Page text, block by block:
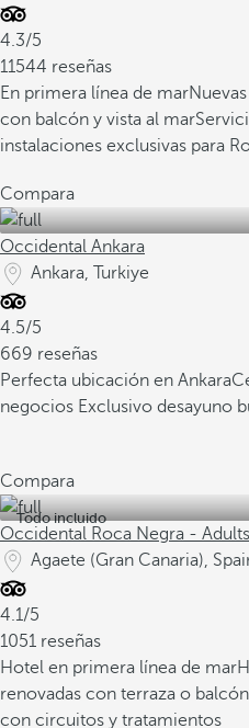
4.3/5
11544 reseñas
En primera línea de mar
con balcón y vista al mar
instalaciones exclusivas para
Compara
Occidental Ankara
Ankara, Turkiye
4.5/5
669 reseñas
Perfecta ubicación en Ankara
negocios Exclusivo desayuno
Compara
Todo incluido
Occidental Roca Negra -
Agaete (Gran Canaria),
4.1/5
1051 reseñas
Hotel en primera línea de mar
renovadas con terraza o balcón
con circuitos y tratamientos